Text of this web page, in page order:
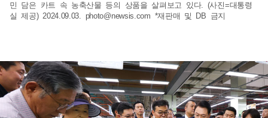
민 담은 카트 속 농축산물 등의 상품을 살펴보고 있다. (사진=대통령
실 제공) 2024.09.03. photo@newsis.com *재판매 및 DB 금지